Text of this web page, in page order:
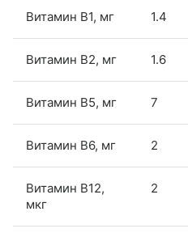
Витамин В1, мг 1.4
Витамин В2, мг 1.6
Витамин В5, мг 7
Витамин В6, мг 2
Витамин В12,
мкг
2